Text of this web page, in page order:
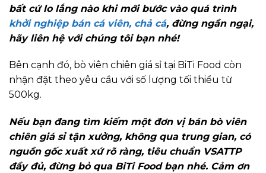
bất cứ lo lắng nào khi mới bước vào quá trình
khởi nghiệp bán cá viên, chả cá, đừng ngần ngại,
hãy liên hệ với chúng tôi bạn nhé!
Bên cạnh đó, bò viên chiên giá sỉ tại BiTi Food còn
nhận đặt theo yêu cầu với số lượng tối thiểu từ
500kg.
Nếu bạn đang tìm kiếm một đơn vị bán bò viên
chiên giá sỉ tận xưởng, không qua trung gian, có
nguồn gốc xuất xứ rõ ràng, tiêu chuẩn VSATTP
đầy đủ, đừng bỏ qua BiTi Food bạn nhé. Cảm ơn